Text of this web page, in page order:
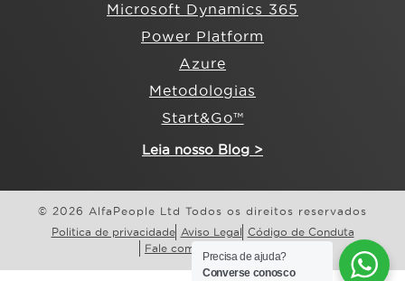
Microsoft Dynamics 365
Power Platform
Azure
Metodologias
Start&Go™
Leia nosso Blog >
© 2026 AlfaPeople Ltd Todos os direitos reservados
Politica de privacidade Aviso Legal Código de Conduta
Fale com a AlfaPeople
Precisa de ajuda?
Converse conosco